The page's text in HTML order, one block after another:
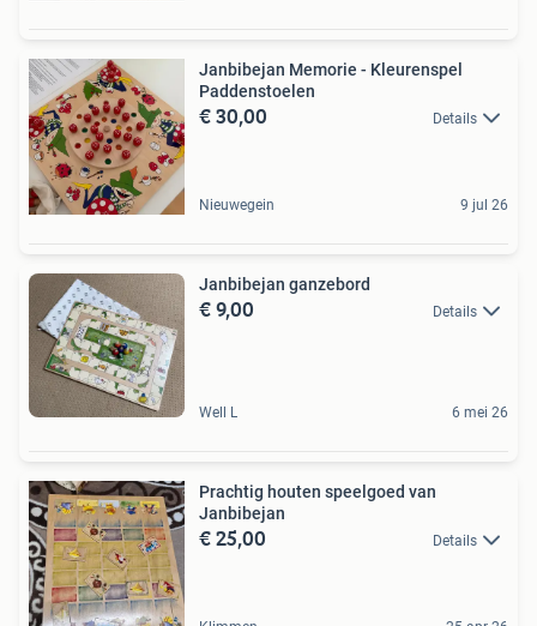
Janbibejan Memorie - Kleurenspel
Paddenstoelen
€ 30,00 Details
Nieuwegein 9 jul 26
Janbibejan ganzebord
€ 9,00 Details
Well L 6 mei 26
Prachtig houten speelgoed van
Janbibejan
€ 25,00 Details